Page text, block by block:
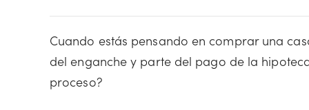
Cuando estás pensando en comprar una
del enganche y parte del pago de la
proceso?